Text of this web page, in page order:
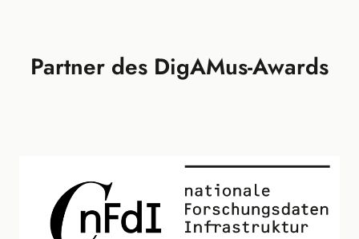
Partner des DigAMus-Awards